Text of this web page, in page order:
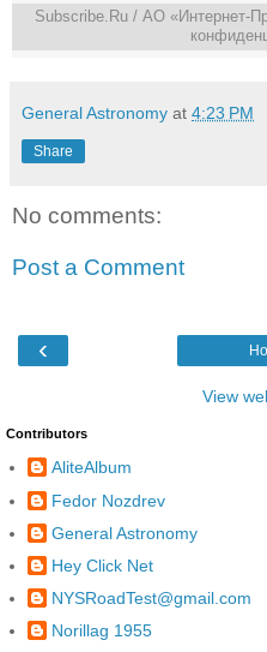
Subscribe.Ru / АО «Интернет-
General Astronomy at 4:23 PM
Share
No comments:
Post a Comment
‹
View
Contributors
AliteAlbum
Fedor Nozdrev
General Astronomy
Hey Click Net
NYSRoadTest@gmail.com
Norillag 1955